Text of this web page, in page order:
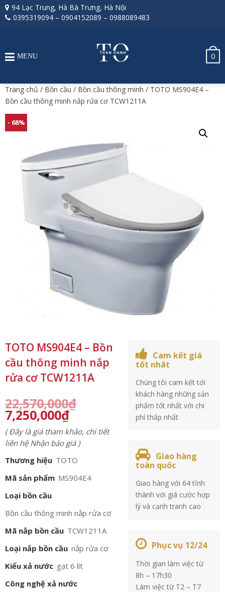
94 Lạc Trung, Hà Bà Trưng, Hà Nội
0395319094 – 0904152089 – 0988089483
0
MENU
Trang chủ / Bồn cầu / Bồn cầu thông minh / TOTO MS904E4 –
Bồn cầu thông minh nắp rửa cơ TCW1211A
- 68%
TOTO MS904E4 – Bồn
cầu thông minh nắp
rửa cơ TCW1211A
22,570,000₫
7,250,000₫
( Đây là giá tham khảo, chi tiết
liên hệ Nhận báo giá )
Thương hiệu TOTO
Mã sản phẩm MS904E4
Loại bồn cầu
Bồn cầu thông minh nắp rửa cơ
Mã nắp bồn cầu TCW1211A
Loại nắp bồn cầu nắp rửa cơ
Kiểu xả nước gạt 6 lít
Công nghệ xả nước
Cam kết giá
tốt nhât
Chúng tôi cam kết tới
khách hàng những sản
phẩm tốt nhất với chi
phí thấp nhất
Giao hàng
toàn quốc
Giao hàng với 64 tỉnh
thành với giá cước hợp
lý và cạnh tranh cao
Phục vụ 12/24
Thời gian làm việc từ
8h – 17h30
Làm việc từ T2 – T7